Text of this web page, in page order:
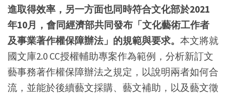
進取得效率，另一方面也同時符合文化部於2021
年10月，會同經濟部共同發布「文化藝術工作者
及事業著作權保障辦法」的規範與要求。 本文將就
國文庫2.0 CC授權輔助專案作為範例，分析新訂文
藝事務著作權保障辦法之規定，以說明兩者如何合
流，並能於後續藝文採購、藝文補助，以及藝文徵